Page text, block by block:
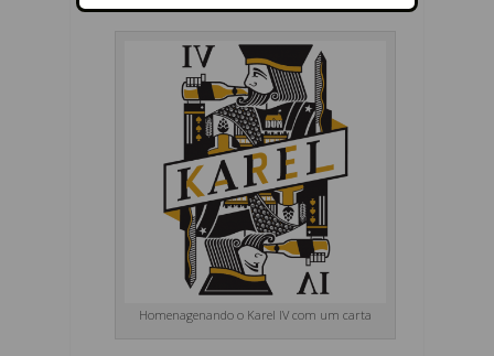
Homenagenando o Karel IV com um carta